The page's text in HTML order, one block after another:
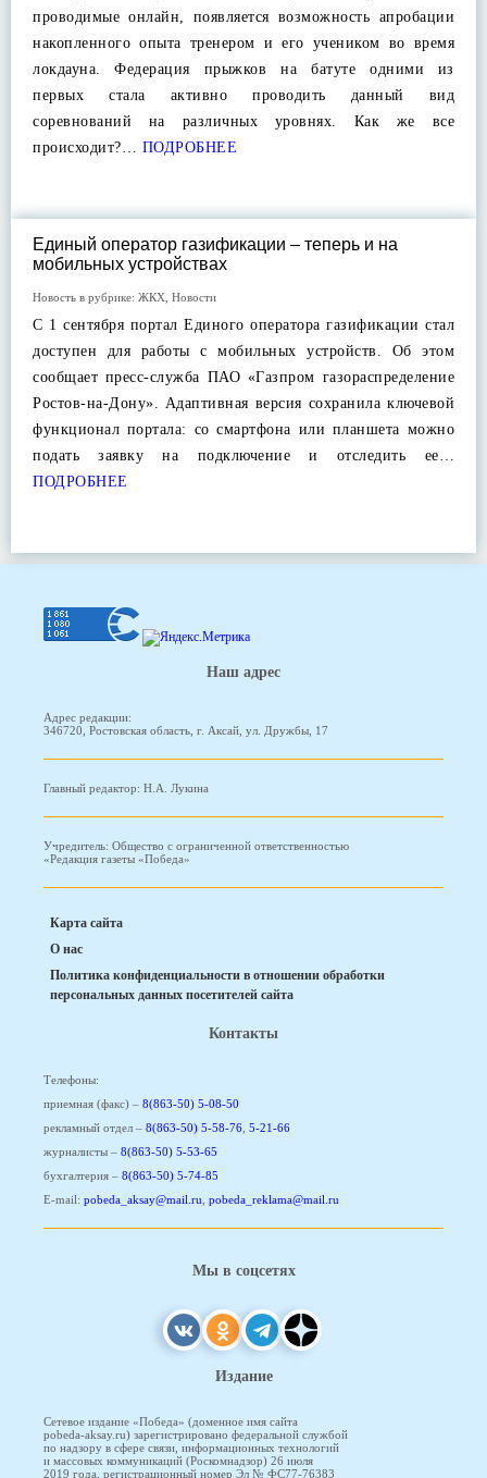
проводимые онлайн, появляется возможность апробации
накопленного опыта тренером и его учеником во время
локдауна. Федерация прыжков на батуте одними из
первых стала активно проводить данный вид
соревнований на различных уровнях. Как же все
происходит?… ПОДРОБНЕЕ
Единый оператор газификации – теперь и на
мобильных устройствах
Новость в рубрике: ЖКХ Новости
С 1 сентября портал Единого оператора газификации стал
доступен для работы с мобильных устройств. Об этом
сообщает пресс-служба ПАО «Газпром газораспределение
Ростов-на-Дону». Адаптивная версия сохранила ключевой
функционал портала: со смартфона или планшета можно
подать заявку на подключение и отследить ее…
ПОДРОБНЕЕ
Наш адрес
Адрес редакции:
346720, Ростовская область, г. Аксай, ул. Дружбы, 17
Главный редактор: Н.А. Лукина
Учредитель: Общество с ограниченной ответственностью
«Редакция газеты «Победа»
Карта сайта
О нас
Политика конфиденциальности в отношении обработки
персональных данных посетителей сайта
Контакты
Телефоны:
приемная (факс) – 8(863-50) 5-08-50
рекламный отдел – 8(863-50) 5-58-76 5-21-66
журналисты – 8(863-50) 5-53-65
бухгалтерия – 8(863-50) 5-74-85
E-mail: pobeda_aksay@mail.ru pobeda_reklama@mail.ru
Мы в соцсетях
Издание
Сетевое издание «Победа» (доменное имя сайта
pobeda-aksay.ru) зарегистрировано федеральной службой
по надзору в сфере связи, информационных технологий
и массовых коммуникаций (Роскомнадзор) 26 июля
2019 года, регистрационный номер Эл № ФС77-76383